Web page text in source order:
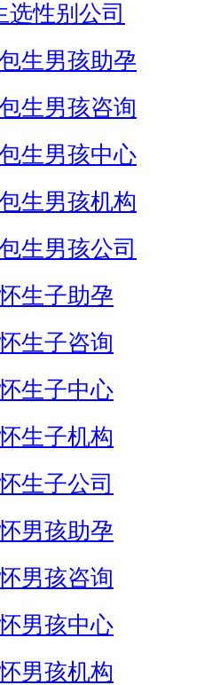
选性别公司
生男孩助孕
生男孩咨询
生男孩中心
生男孩机构
生男孩公司
生子助孕
生子咨询
生子中心
生子机构
生子公司
男孩助孕
男孩咨询
男孩中心
男孩机构